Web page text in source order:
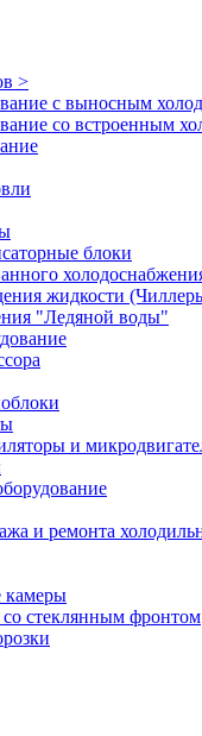
>
с выносным
со встроенным
блоки
жидкости
"Ледяной воды"
и
и ремонта
камеры
стеклянным фронтом